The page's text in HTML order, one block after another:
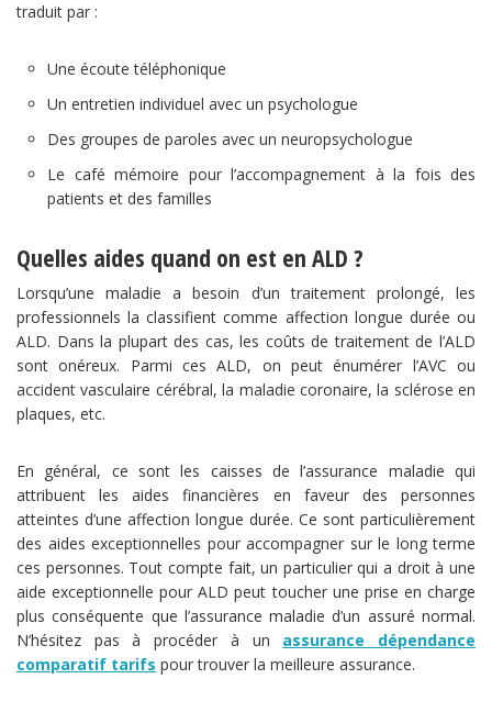
traduit par :
Une écoute téléphonique
Un entretien individuel avec un psychologue
Des groupes de paroles avec un neuropsychologue
Le café mémoire pour l’accompagnement à la fois des
patients et des familles
Quelles aides quand on est en ALD ?
Lorsqu’une maladie a besoin d’un traitement prolongé, les
professionnels la classifient comme affection longue durée ou
ALD. Dans la plupart des cas, les coûts de traitement de l’ALD
sont onéreux. Parmi ces ALD, on peut énumérer l’AVC ou
accident vasculaire cérébral, la maladie coronaire, la sclérose en
plaques, etc.
En général, ce sont les caisses de l’assurance maladie qui
attribuent les aides financières en faveur des personnes
atteintes d’une affection longue durée. Ce sont particulièrement
des aides exceptionnelles pour accompagner sur le long terme
ces personnes. Tout compte fait, un particulier qui a droit à une
aide exceptionnelle pour ALD peut toucher une prise en charge
plus conséquente que l’assurance maladie d’un assuré normal.
N’hésitez pas à procéder à un assurance dépendance
comparatif tarifs pour trouver la meilleure assurance.